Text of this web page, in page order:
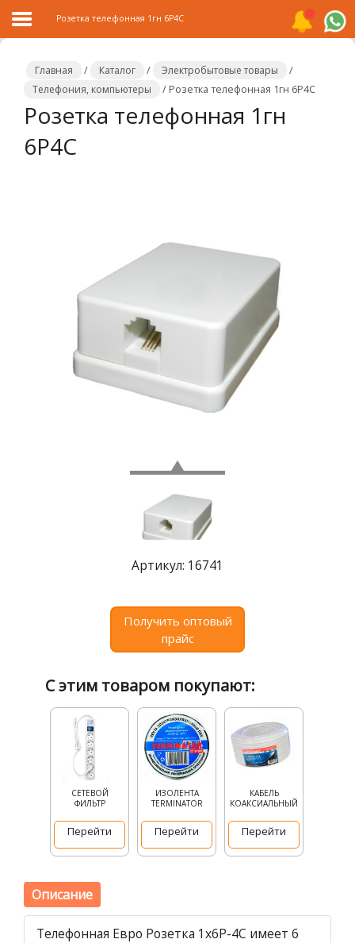
Главная
Каталог
Сотрудничество
news@signalelectronics.ru
Розетка телефонная 1гн 6P4C
Главная / Каталог / Электробытовые товары
/
Телефония, компьютеры
/ Розетка телефонная 1гн 6P4C
Розетка телефонная 1гн
6P4C
Артикул: 16741
Получить оптовый
прайс
С этим товаром покупают:
СЕТЕВОЙ
ФИЛЬТР
Перейти
ИЗОЛЕНТА
TERMINATOR
Перейти
КАБЕЛЬ
КОАКСИАЛЬНЫЙ
Перейти
Описание
Телефонная Евро Розетка 1х6Р-4С имеет 6